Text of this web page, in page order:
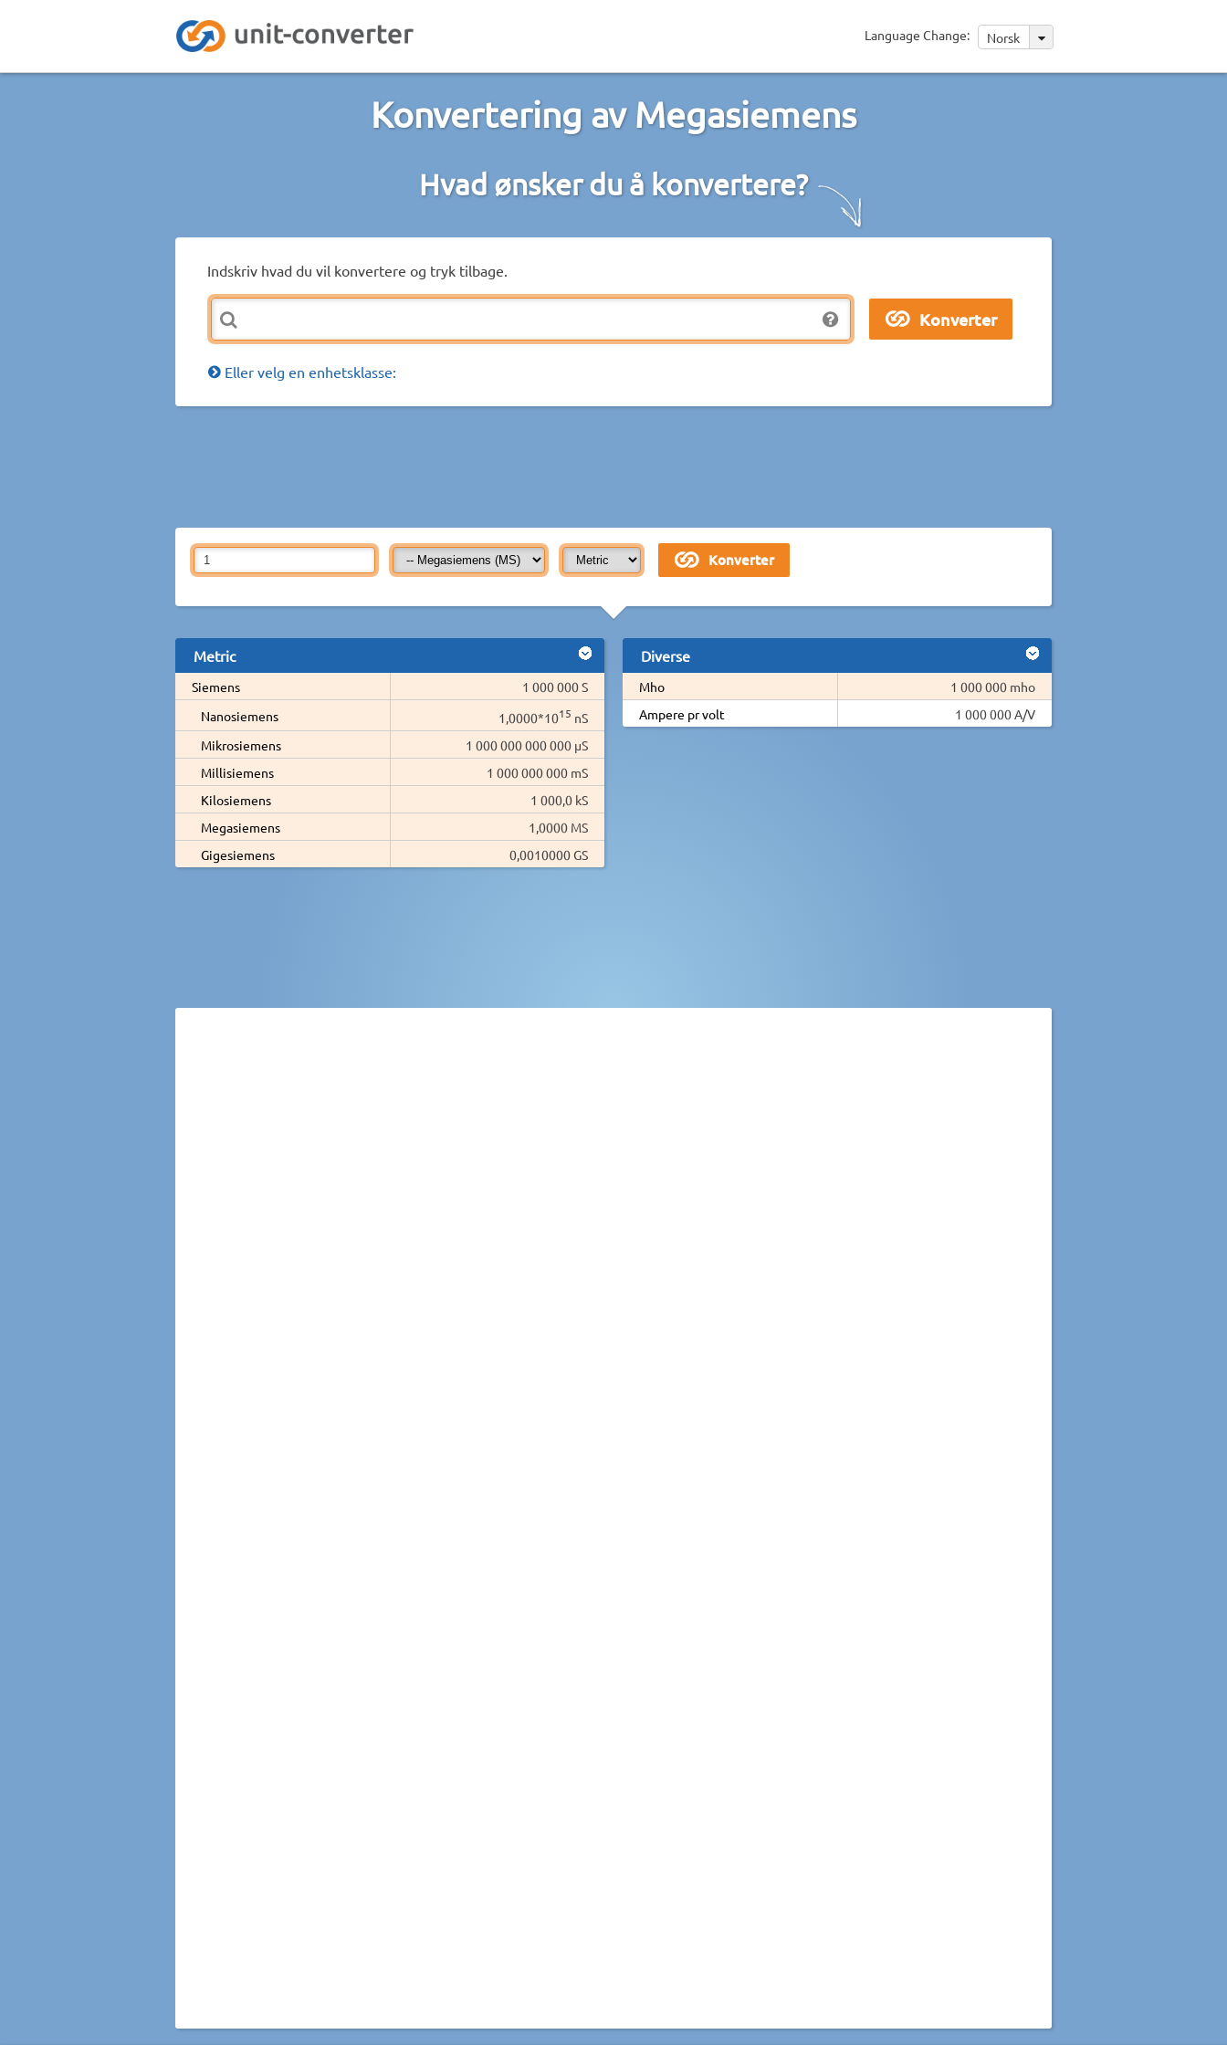
Language Change: Norsk
Konvertering av Megasiemens
Hvad ønsker du å konvertere?
Indskriv hvad du vil konvertere og tryk tilbage.
Eller velg en enhetsklasse:
Metric
Siemens
1 000 000 S
Nanosiemens
1,0000*1015 nS
Mikrosiemens
1 000 000 000 000 µS
Millisiemens
1 000 000 000 mS
Kilosiemens
1 000,0 kS
Megasiemens
1,0000 MS
Gigesiemens
0,0010000 GS
Diverse
Mho
1 000 000 mho
Ampere pr volt
1 000 000 A/V